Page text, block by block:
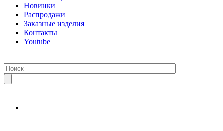
Новинки
Распродажи
Заказные изделия
Контакты
Youtube